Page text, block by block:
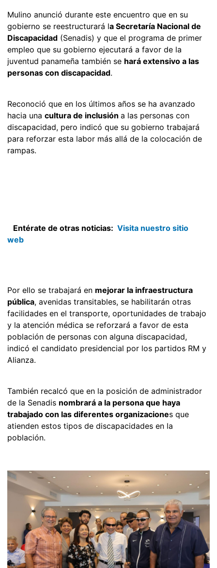
Mulino anunció durante este encuentro que en su
gobierno se reestructurará la Secretaría Nacional de
Discapacidad (Senadis) y que el programa de primer
empleo que su gobierno ejecutará a favor de la
juventud panameña también se hará extensivo a las
personas con discapacidad.
Reconoció que en los últimos años se ha avanzado
hacia una cultura de inclusión a las personas con
discapacidad, pero indicó que su gobierno trabajará
para reforzar esta labor más allá de la colocación de
rampas.
Entérate de otras noticias: Visita nuestro sitio
web
Por ello se trabajará en mejorar la infraestructura
pública, avenidas transitables, se habilitarán otras
facilidades en el transporte, oportunidades de trabajo
y la atención médica se reforzará a favor de esta
población de personas con alguna discapacidad,
indicó el candidato presidencial por los partidos RM y
Alianza.
También recalcó que en la posición de administrador
de la Senadis nombrará a la persona que haya
trabajado con las diferentes organizaciones que
atienden estos tipos de discapacidades en la
población.